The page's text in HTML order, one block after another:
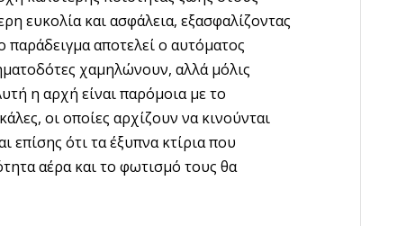
ευκολία και ασφάλεια, εξασφαλίζοντας
αποτελεί ο αυτόματος
χαμηλώνουν, αλλά μόλις
η αρχή είναι παρόμοια με το
οι οποίες αρχίζουν να κινούνται
επίσης ότι τα έξυπνα κτίρια που
αέρα και το φωτισμό τους θα